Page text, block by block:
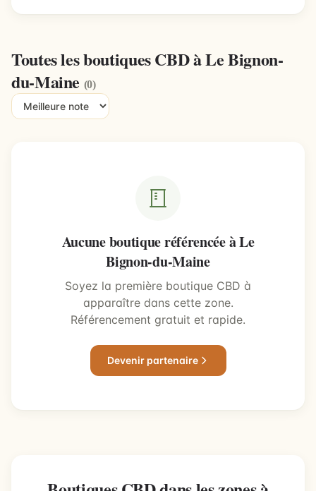
Toutes les boutiques CBD à Le Bignon-
du-Maine (0)
Aucune boutique référencée à Le
Bignon-du-Maine
Soyez la première boutique CBD à
apparaître dans cette zone.
Référencement gratuit et rapide.
Devenir partenaire